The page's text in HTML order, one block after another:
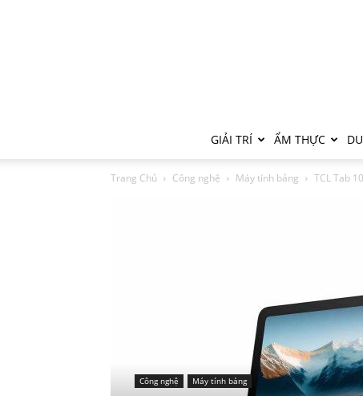
GIẢI TRÍ ẨM THỰC
Trang Chủ Công nghệ Máy tính bảng TCL Tab
Công nghệ Máy tính bảng